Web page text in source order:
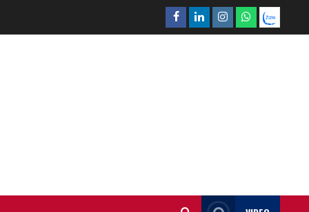
Facebook
LinkedinInstagram
What’sapp
Zalo